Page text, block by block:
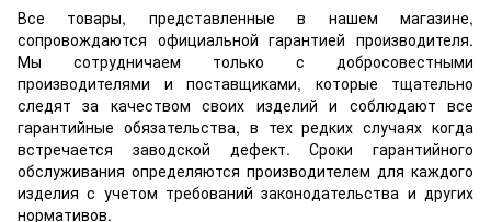
Все товары, представленные в нашем магазине,
сопровождаются официальной гарантией производителя.
Мы сотрудничаем только с добросовестными
производителями и поставщиками, которые тщательно
следят за качеством своих изделий и соблюдают все
гарантийные обязательства, в тех редких случаях когда
встречается заводской дефект. Сроки гарантийного
обслуживания определяются производителем для каждого
изделия с учетом требований законодательства и других
нормативов.